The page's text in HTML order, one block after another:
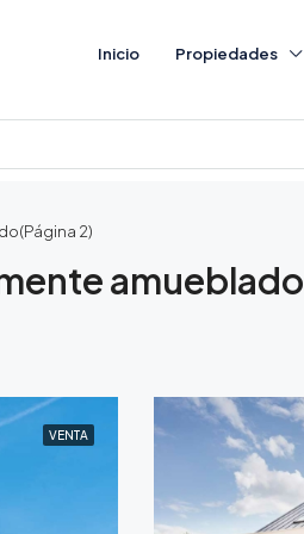
Inicio Propiedades
(Página 2)
amueblado
VENTA